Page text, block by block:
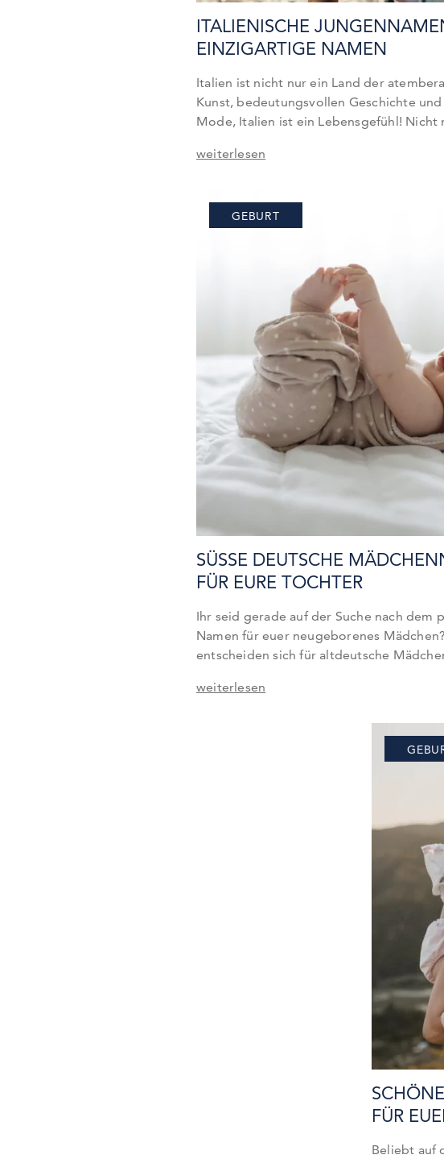
ITALIENISCHE
EINZIGARTIGE NAMEN
Italien ist nicht nur ein Land der
Kunst, bedeutungsvollen Geschichte
Mode, Italien ist ein Lebensgefühl! Nicht
Jungennamen sind immer mehr gefragt.
Bedeutung. Auch erfreuen sich moderne
Matteo und Luca immer größer…
weiterlesen
SÜSSE DEUTSCHE
ÜR EURE TOCHTER
Ihr seid gerade auf der Suche nach dem
Namen für euer neugeborenes
entscheiden sich für altdeutsche
Deutschland, sondern weltweit bekannt
immer beliebter werdenden Namen wie
weiterlesen
GEBURT
FÜR
Beliebt auf